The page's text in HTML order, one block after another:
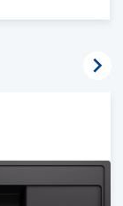
